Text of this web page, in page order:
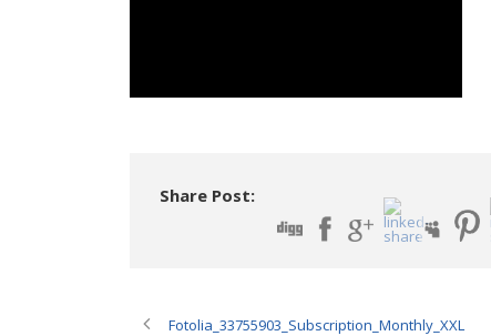
Share Post:
Fotolia_33755903_Subscription_Monthly_XXL